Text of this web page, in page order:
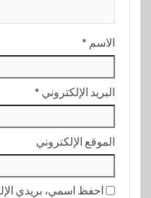
الاسم *
البريد الإلكتروني *
الموقع الإلكتروني
احفظ اسمي، بريدي